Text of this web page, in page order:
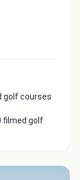
golf courses
filmed golf